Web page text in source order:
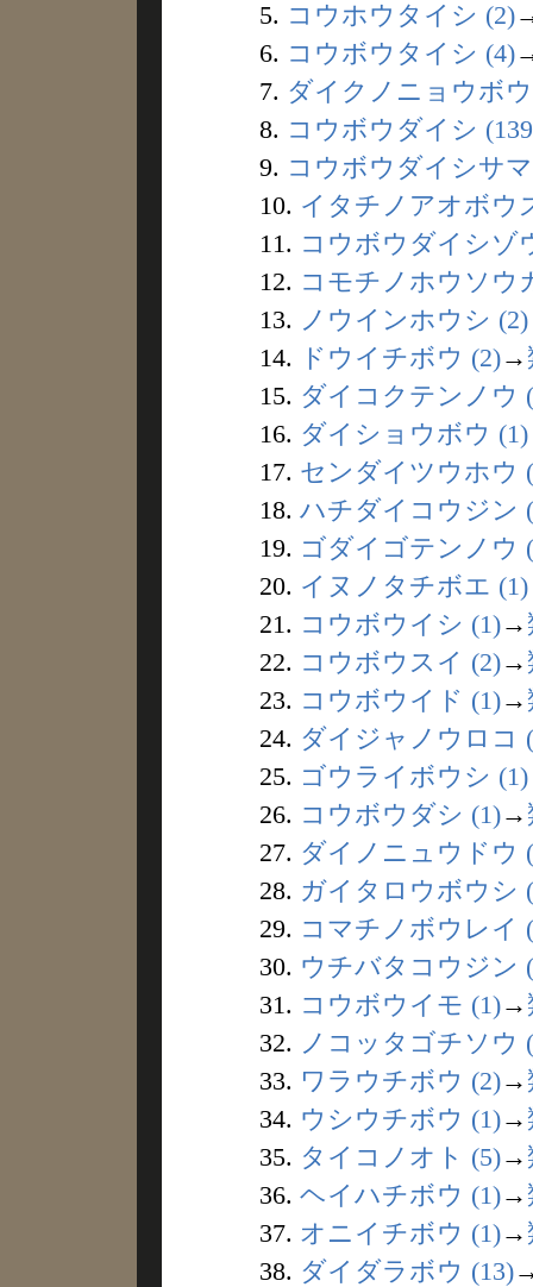
5. コウホウタイシ (2)
6. コウボウタイシ (4)
7. ダイクノニョウボ
8. コウボウダイシ
9. コウボウダイシサ
10. イタチノアオボウ
11. コウボウダイシゾ
12. コモチノホウソウ
13. ノウインホウシ (2)
14.
ドウイチボウ (2)→
15. ダイコクテンノウ
16. ダイショウボウ (1)
17. センダイツウホウ
18. ハチダイコウジン
19. ゴダイゴテンノウ
20. イヌノタチボエ (1)
21. コウボウイシ (1)→
22. コウボウスイ (2)→
23. コウボウイド (1)→
24. ダイジャノウロコ
25. ゴウライボウシ (1)
26. コウボウダシ (1)→
27. ダイノニュウドウ
28. ガイタロウボウシ
29. コマチノボウレイ
30. ウチバタコウジン
31. コウボウイモ (1)→
32. ノコッタゴチソウ
33. ワラウチボウ (2)→
34. ウシウチボウ (1)→
35. タイコノオト (5)→
36. ヘイハチボウ (1)→
37. オニイチボウ (1)→
38. ダイダラボウ (13)